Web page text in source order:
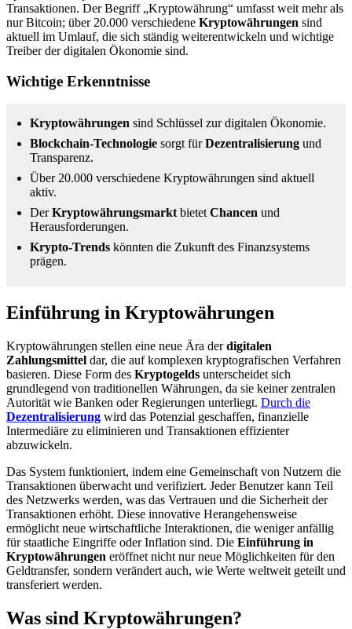
Transaktionen. Der Begriff „Kryptowährung“ umfasst weit mehr als
nur Bitcoin; über 20.000 verschiedene Kryptowährungen sind
aktuell im Umlauf, die sich ständig weiterentwickeln und wichtige
Treiber der digitalen Ökonomie sind.
Wichtige Erkenntnisse
Kryptowährungen sind Schlüssel zur digitalen Ökonomie.
Blockchain-Technologie sorgt fürDezentralisierung und
Transparenz.
Über 20.000 verschiedene Kryptowährungen sind aktuell
aktiv.
DerKryptowährungsmarkt bietet Chancen und
Herausforderungen.
Krypto-Trends könnten die Zukunft des Finanzsystems
prägen.
Einführung in Kryptowährungen
Kryptowährungen stellen eine neue Ära derdigitalen
Zahlungsmittel dar, die auf komplexen kryptografischen Verfahren
basieren. Diese Form des Kryptogelds unterscheidet sich
grundlegend von traditionellen Währungen, da sie keiner zentralen
Autorität wie Banken oder Regierungen unterliegt. Durch die
Dezentralisierung wird das Potenzial geschaffen, finanzielle
Intermediäre zu eliminieren und Transaktionen effizienter
abzuwickeln.
Das System funktioniert, indem eine Gemeinschaft von Nutzern die
Transaktionen überwacht und verifiziert. Jeder Benutzer kann Teil
des Netzwerks werden, was das Vertrauen und die Sicherheit der
Transaktionen erhöht. Diese innovative Herangehensweise
ermöglicht neue wirtschaftliche Interaktionen, die weniger anfällig
für staatliche Eingriffe oder Inflation sind. Die Einführung in
Kryptowährungen eröffnet nicht nur neue Möglichkeiten für den
Geldtransfer, sondern verändert auch, wie Werte weltweit geteilt und
transferiert werden.
Was sind Kryptowährungen?